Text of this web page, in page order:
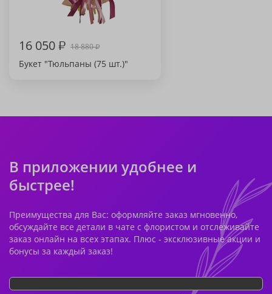
16 050₽ 18 880₽
Букет "Тюльпаны (75 шт.)"
В приложении удобнее и
быстрее!
Преимущества для Вас: оформляйте заказ мгновенно,
обсуждайте все детали в чате с флористом и отслеживайте
заказ онлайн на всех этапах. Плюс - эксклюзивные акции и
бонусы за каждый заказ!